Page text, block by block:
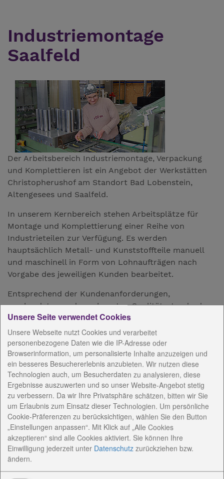
Industriemontage
Saalfeld
Der Arbeitsbereich Industriemontage, Verpackung
und Komplettieren ist ein Angebot der Werkstätten
Christopherushof am Standort Bad Lobenstein,
Altengesees und Saalfeld.
In unserem Kernbereich stehen Arbeitsplätze für
Montage und Komplettierung einer Reihe von
Industrieteilen zur Verfügung. Es werden
hauptsächlich Metall- und Kunststoffteile manuell
und maschinell in Form von Lohnaufträgen nach
Vorgabe des jeweiligen Kunden bearbeitet.
Entsprechend der Kundenanforderungen,
verabredeten und anerkannten Qualitätsstandards
erfolgt eine fachgerechte Bearbeitung bis hin zur
Auslieferung.
AnsprechpartnerInnen
Konzeptionelle Arbeit
Angebote
Werkstattrat/ Frauenbeauftragte/
Vertrauensperson
Unsere Seite verwendet Cookies
Unsere Webseite nutzt Cookies und verarbeitet
personenbezogene Daten wie die IP-Adresse oder
Browserinformation, um personalisierte Inhalte anzuzeigen und
ein besseres Besuchererlebnis anzubieten. Wir nutzen diese
Technologien auch, um Besucherdaten zu analysieren, diese
Ergebnisse auszuwerten und so unser Website-Angebot stetig
zu verbessern. Da wir Ihre Privatsphäre schätzen, bitten wir Sie
um Erlaubnis zum Einsatz dieser Technologien. Um persönliche
Cookie-Präferenzen zu berücksichtigen, wählen Sie den Button
„Einstellungen anpassen“. Mit Klick auf „Alle Cookies
akzeptieren“ sind alle Cookies aktiviert. Sie können Ihre
Einwilligung jederzeit unter Datenschutz zurückziehen bzw.
ändern.